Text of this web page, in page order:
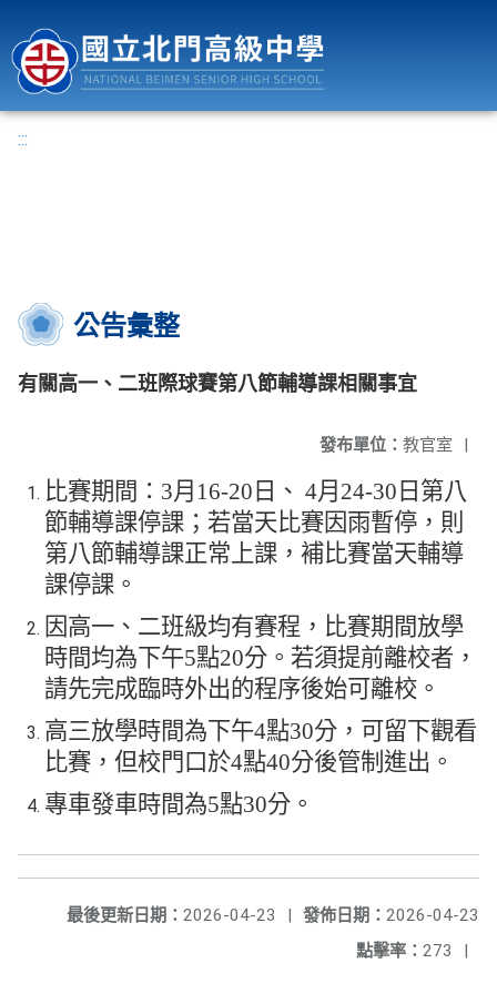
:::
公告彙整
有關高一、二班際球賽第八節輔導課相關事宜
發布單位： 教官室 |
比賽期間： 3月 16-20 日、 4月 24-30 日第八
節輔導課停課；若當天比賽因雨暫停，則
第八節輔導課正常上課，補比賽當天輔導
課停課。
因高一、二班級均有賽程，比賽期間放學
時間均為下午5點20分。若須提前離校者，
請先完成臨時外出的程序後始可離校。
高三放學時間為下午4點30分，可留下觀看
比賽，但校門口於4點40分後管制進出。
專車發車時間為5點30分。
發佈日期： 2026-04-23
最後更新日期： 2026-04-23
|
點擊率： 273 |